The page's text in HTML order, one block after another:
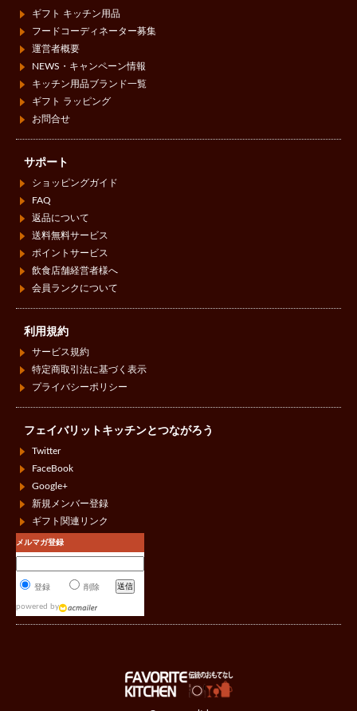
ギフト キッチン用品
フードコーディネーター募集
運営者概要
NEWS・キャンペーン情報
キッチン用品ブランド一覧
ギフト ラッピング
お問合せ
サポート
ショッピングガイド
FAQ
返品について
送料無料サービス
ポイントサービス
飲食店舗経営者様へ
会員ランクについて
利用規約
サービス規約
特定商取引法に基づく表示
プライバシーポリシー
フェイバリットキッチンとつながろう
Twitter
FaceBook
Google+
新規メンバー登録
ギフト関連リンク
メルマガ登録
登録 削除
powered by